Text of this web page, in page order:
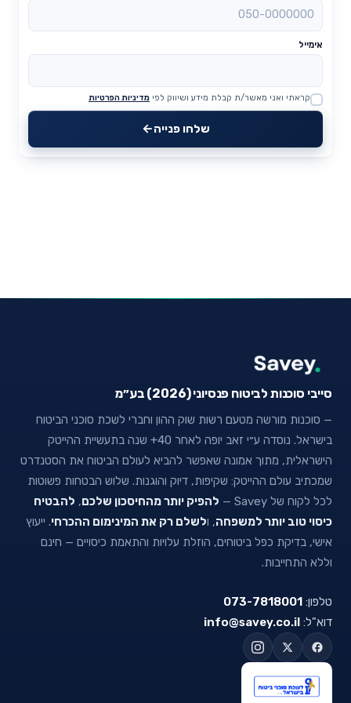
אימייל
Website
קראתי ואני מאשר/ת קבלת מידע ושיווק לפי מדיניות הפרטיות
שלחו פנייה
סייבי סוכנות לביטוח פנסיוני (2026) בע״מ
— סוכנות מורשה מטעם רשות שוק ההון וחברי לשכת סוכני הביטוח
בישראל. נוסדה ע״י זאב יופה לאחר 40+ שנה בתעשיית ההייטק
הישראלית, מתוך אמונה שאפשר להביא לעולם הביטוח את הסטנדרט
שמכתיב עולם ההייטק: שקיפות, דיוק והוגנות. שלוש הבטחות פשוטות
לכל לקוח של Savey —
להפיק יותר מהחיסכון שלכם, להבטיח
כיסוי טוב יותר למשפחה, ולשלם רק את המינימום ההכרחי. ייעוץ
אישי, בדיקת כפל ביטוחים, הוזלת עלויות והתאמת כיסויים — חינם
וללא התחייבות.
טלפון: 073-7818001
דוא"ל: info@savey.co.il